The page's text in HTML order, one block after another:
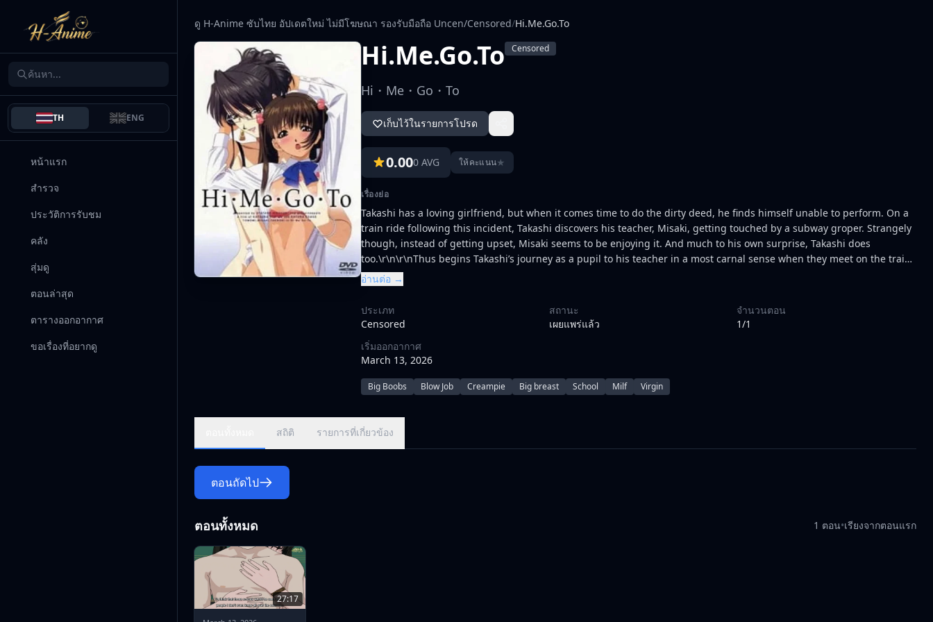
TH ENG
หน้าแรก
สำรวจ
ประวัติการรับชม
คลัง
สุ่มดู
ตอนล่าสุด
ตารางออกอากาศ
ขอเรื่องที่อยากดู
ดู H-Anime ซับไทย อัปเดตใหม่ ไม่มีโฆษณา รองรับมือถือ Uncen/Censored/Hi.Me.Go.To
Hi.Me.Go.To Censored
Hi・Me・Go・To
เก็บไว้ในรายการโปรด
0.000 AVG ให้คะแนน★
เรื่องย่อ
Takashi has a loving girlfriend, but when it comes time to do the dirty deed, he finds himself unable to perform. On a
train ride following this incident, Takashi discovers his teacher, Misaki, getting touched by a subway groper. Strangely
though, instead of getting upset, Misaki seems to be enjoying it. And much to his own surprise, Takashi does
too.\r\n\r\nThus begins Takashi’s journey as a pupil to his teacher in a most carnal sense when they meet on the train
every morning. As he explores his desires with his teacher, Takashi becomes a more confident lover. But will his new
knowledge help Takashi become closer to his beloved girlfriend? Or scare her away?
อ่านต่อ →
ประเภท
Censored
สถานะ
เผยแพร่แล้ว
จำนวนตอน
1/1
เริ่มออกอากาศ
March 13, 2026
Big Boobs Blow Job Creampie Big breast School Milf Virgin
สถิติ รายการที่เกี่ยวข้อง
ตอนถัดไป
ตอนทั้งหมด 1 ตอน•เรียงจากตอนแรก
27:17